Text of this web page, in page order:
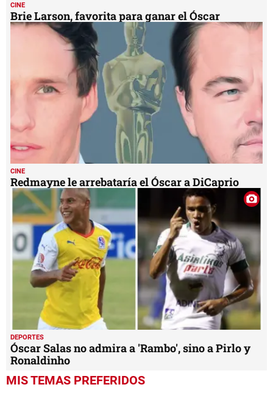
CINE
Brie Larson, favorita para ganar el Óscar
CINE
Redmayne le arrebataría el Óscar a DiCaprio
DEPORTES
Óscar Salas no admira a 'Rambo', sino a Pirlo y
Ronaldinho
MIS TEMAS PREFERIDOS